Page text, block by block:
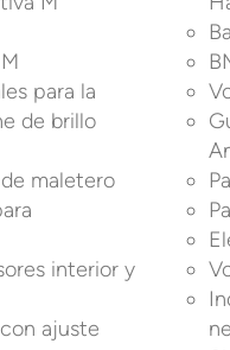
para la
de brillo
maletero
interior y
ajuste